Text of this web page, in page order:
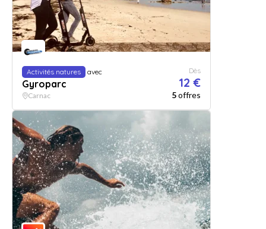
Activités natures avec
Gyroparc
Dès
12 €
Carnac 5offres